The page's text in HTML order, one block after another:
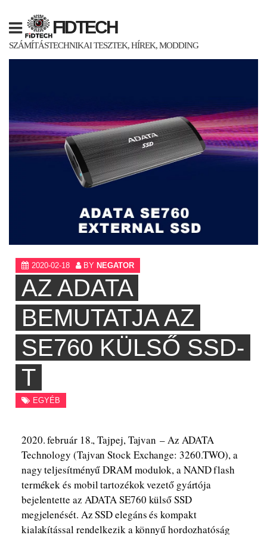
content
FIDTECH
SZÁMÍTÁSTECHNIKAI TESZTEK, HÍREK, MODDING
2020-02-18 BY NEGATOR
AZ ADATA
BEMUTATJA AZ
SE760 KÜLSŐ SSD-
T
EGYÉB
2020. február 18., Tajpej, Tajvan – Az ADATA
Technology (Tajvan Stock Exchange: 3260.TWO), a
nagy teljesítményű DRAM modulok, a NAND flash
termékek és mobil tartozékok vezető gyártója
bejelentette az ADATA SE760 külső SSD
megjelenését. Az SSD elegáns és kompakt
kialakítással rendelkezik a könnyű hordozhatóság